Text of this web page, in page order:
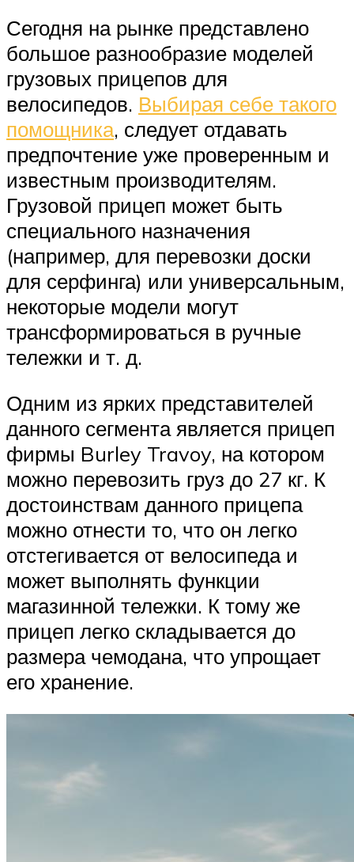
Сегодня на рынке представлено
большое разнообразие моделей
грузовых прицепов для
велосипедов. Выбирая себе такого
помощника, следует отдавать
предпочтение уже проверенным и
известным производителям.
Грузовой прицеп может быть
специального назначения
(например, для перевозки доски
для серфинга) или универсальным,
некоторые модели могут
трансформироваться в ручные
тележки и т. д.
Одним из ярких представителей
данного сегмента является прицеп
фирмы Burley Travoy, на котором
можно перевозить груз до 27 кг. К
достоинствам данного прицепа
можно отнести то, что он легко
отстегивается от велосипеда и
может выполнять функции
магазинной тележки. К тому же
прицеп легко складывается до
размера чемодана, что упрощает
его хранение.